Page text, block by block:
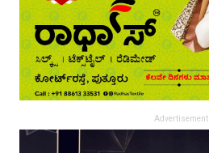
Advertisement